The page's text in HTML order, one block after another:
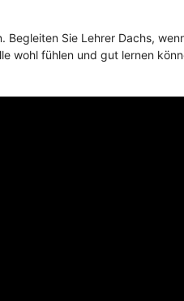
Sie Lehrer Dachs,
wohl fühlen und gut lernen